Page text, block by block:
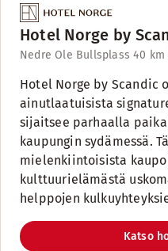
Hotel Norge by
Nedre Ole Bullsplass 40 km
Hotel Norge by Scandic
ainutlaatuisista
sijaitsee parhaalla
kaupungin sydämessä.
mielenkiintoisista
kulttuurielämästä
helppojen
Katso